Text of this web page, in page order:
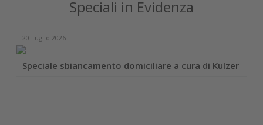
Speciali in Evidenza
20 Luglio 2026
Speciale sbiancamento domiciliare a cura di Kulzer